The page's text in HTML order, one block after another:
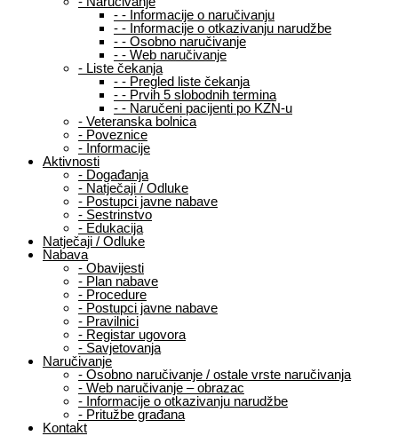
- - Informacije o naručivanju
- - Informacije o otkazivanju narudžbe
- - Osobno naručivanje
- - Web naručivanje
- Liste čekanja
- - Pregled liste čekanja
- - Prvih 5 slobodnih termina
- - Naručeni pacijenti po KZN-u
- Veteranska bolnica
- Poveznice
- Informacije
Aktivnosti
- Događanja
- Natječaji / Odluke
- Postupci javne nabave
- Sestrinstvo
- Edukacija
Natječaji / Odluke
Nabava
- Obavijesti
- Plan nabave
- Procedure
- Postupci javne nabave
- Pravilnici
- Registar ugovora
- Savjetovanja
Naručivanje
- Osobno naručivanje / ostale vrste naručivanja
- Web naručivanje – obrazac
- Informacije o otkazivanju narudžbe
- Pritužbe građana
Kontakt